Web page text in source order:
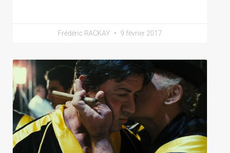
Frédéric RACKAY 9 février 2017